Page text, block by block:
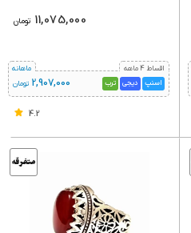
تومان 11,075,000
اقساط 4 ماهه
اسنپ
دیجی ترب 2,907,000 تومان
ماهانه
4.2